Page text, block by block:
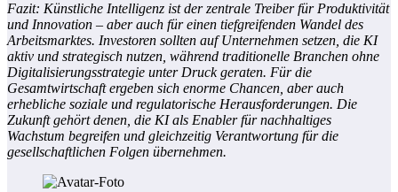
Fazit: Künstliche Intelligenz ist der zentrale Treiber für Produktivität
und Innovation – aber auch für einen tiefgreifenden Wandel des
Arbeitsmarktes. Investoren sollten auf Unternehmen setzen, die KI
aktiv und strategisch nutzen, während traditionelle Branchen ohne
Digitalisierungsstrategie unter Druck geraten. Für die
Gesamtwirtschaft ergeben sich enorme Chancen, aber auch
erhebliche soziale und regulatorische Herausforderungen. Die
Zukunft gehört denen, die KI als Enabler für nachhaltiges
Wachstum begreifen und gleichzeitig Verantwortung für die
gesellschaftlichen Folgen übernehmen.